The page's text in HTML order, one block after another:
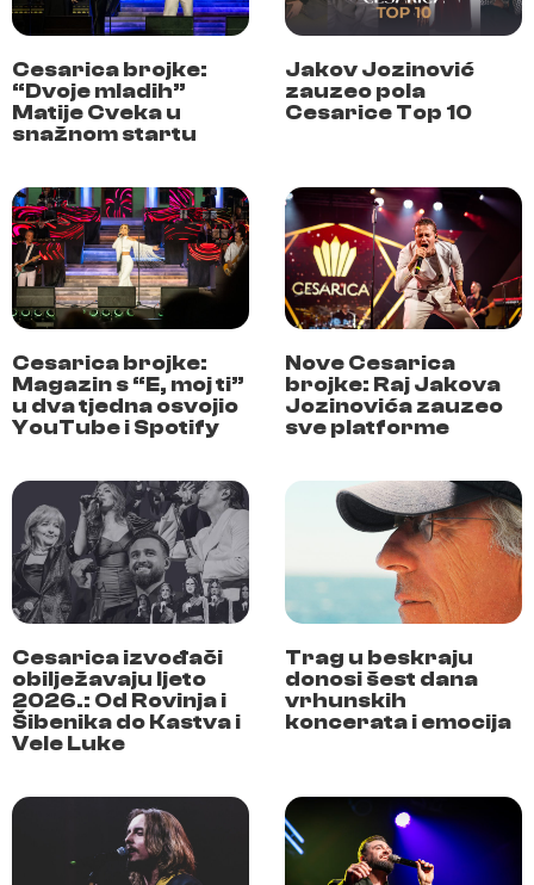
Cesarica brojke:
“Dvoje mladih”
Matije Cveka u
snažnom startu
Jakov Jozinović
zauzeo pola
Cesarice Top 10
Cesarica brojke:
Magazin s “E, moj ti”
u dva tjedna osvojio
YouTube i Spotify
Nove Cesarica
brojke: Raj Jakova
Jozinovića zauzeo
sve platforme
Cesarica izvođači
obilježavaju ljeto
2026.: Od Rovinja i
Šibenika do Kastva i
Vele Luke
Trag u beskraju
donosi šest dana
vrhunskih
koncerata i emocija